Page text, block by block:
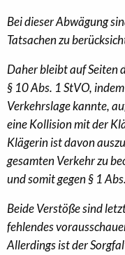
Bei dieser Abwägung
Tatsachen zu
Daher bleibt auf Seiten
§ 10 Abs. 1 StVO,
Verkehrslage kannte,
eine Kollision mit der
Klägerin ist davon
gesamten Verkehr zu
und somit gegen § 1
Beide Verstöße sind
fehlendes
Allerdings ist der